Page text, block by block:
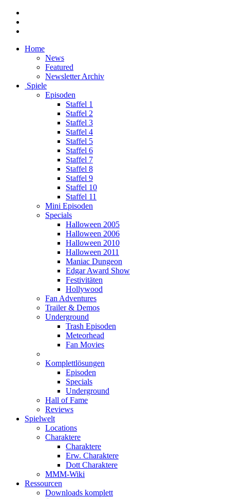
Home
News
Featured
Newsletter Archiv
Spiele
Episoden
Staffel 1
Staffel 2
Staffel 3
Staffel 4
Staffel 5
Staffel 6
Staffel 7
Staffel 8
Staffel 9
Staffel 10
Staffel 11
Mini Episoden
Specials
Halloween 2005
Halloween 2006
Halloween 2010
Halloween 2011
Maniac Dungeon
Edgar Award Show
Festivitäten
Hollywood
Fan Adventures
Trailer & Demos
Underground
Trash Episoden
Meteorhead
Fan Movies
Komplettlösungen
Episoden
Specials
Underground
Hall of Fame
Reviews
Spielwelt
Locations
Charaktere
Charaktere
Erw. Charaktere
Dott Charaktere
MMM-Wiki
Ressourcen
Downloads komplett